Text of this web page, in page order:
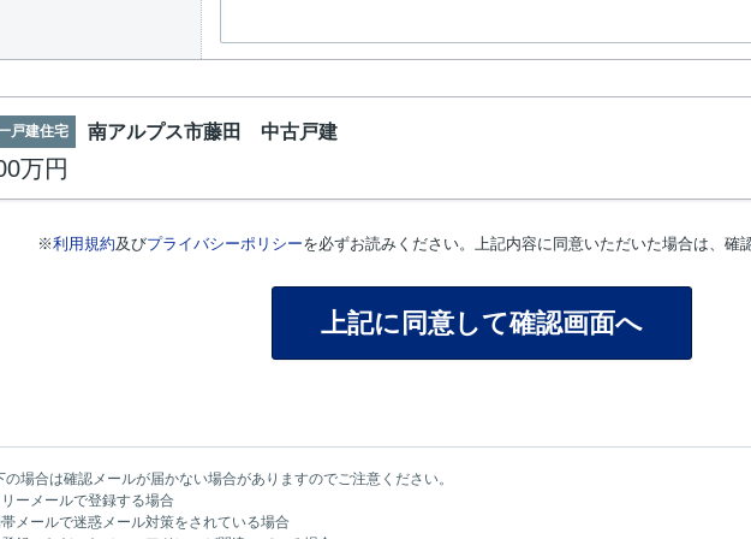
戸建住宅 南アルプス市藤田 中古戸建
万円
※利用規約及びプライバシーポリシーを必ずお読みください。上記内容に同意いただいた場合は、確
場合は確認メールが届かない場合がありますのでご注意ください。
ーメールで登録する場合
メールで迷惑メール対策をされている場合